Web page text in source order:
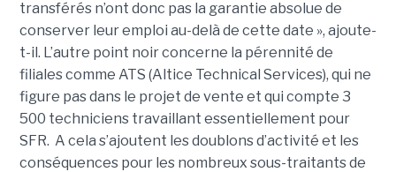
transférés n’ont donc pas la garantie absolue de
conserver leur emploi au-delà de cette date », ajoute-
t-il. L’autre point noir concerne la pérennité de
filiales comme ATS (Altice Technical Services), qui ne
figure pas dans le projet de vente et qui compte 3
500 techniciens travaillant essentiellement pour
SFR. A cela s’ajoutent les doublons d’activité et les
conséquences pour les nombreux sous-traitants de